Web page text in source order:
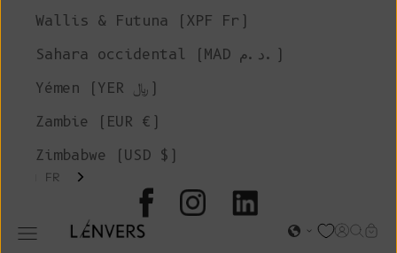
L'ENVERS
Ouvrir le menu de navigation Page
Wallis & Futuna (XPF Fr)
Sahara occidental (MAD د.م.)
Yémen (YER ﷼)
Zambie (EUR €)
Zimbabwe (USD $)
FR